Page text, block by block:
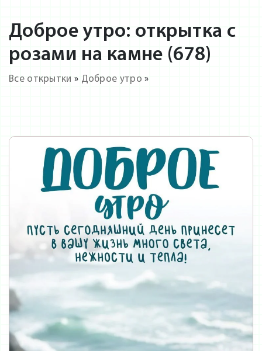
Доброе утро: открытка с
розами на камне (678)
Все открытки » Доброе утро »